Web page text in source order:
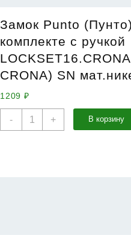
Замок Punto
комплекте с ручкой
CRONA) SN
1209 ₽
-
Количество
+ В корзину